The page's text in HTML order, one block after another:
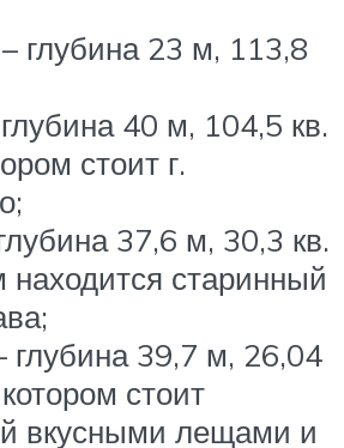
глубина 23 м, 113,8
40 м, 104,5 кв.
стоит г.
37,6 м, 30,3 кв.
находится старинный
глубина 39,7 м, 26,04
стоит
вкусными лещами и